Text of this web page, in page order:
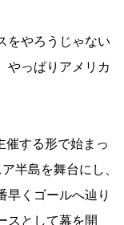
をやろうじゃない
やっぱりアメリカ
催する形で始まっ
半島を舞台にし、
早くゴールへ辿り
スとして幕を開